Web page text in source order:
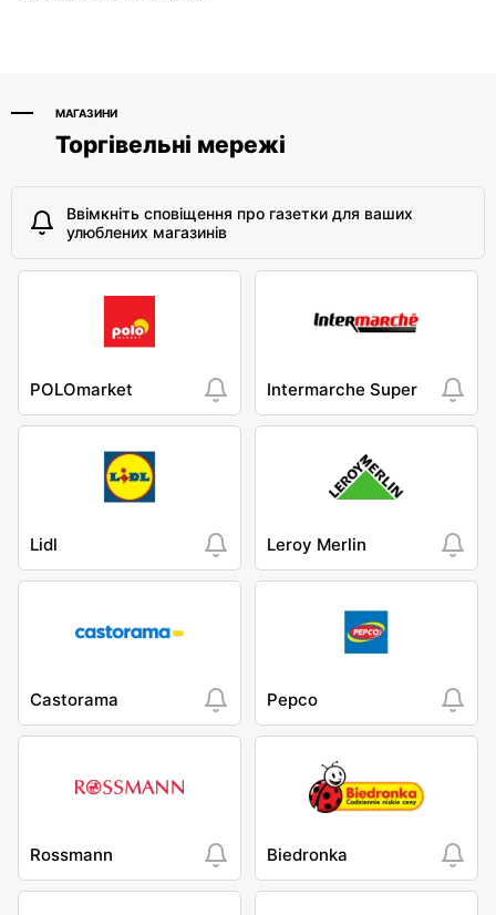
МАГАЗИНИ
Торгівельні мережі
Ввімкніть сповіщення про газетки для ваших
улюблених магазинів
POLOmarket Intermarche Super
Lidl Leroy Merlin
Castorama Pepco
Rossmann Biedronka